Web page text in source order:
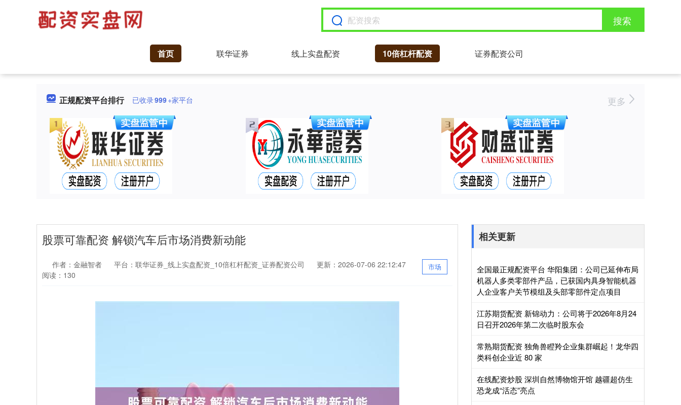
搜索
首页 联华证券 线上实盘配资 10倍杠杆配资 证券配资公司
正规配资平台排行 已收录999+家平台 更多
股票可靠配资 解锁汽车后市场消费新动能
市场
作者：金融智者 平台：联华证券_线上实盘配资_10倍杠杆配资_证券配资公司
更新：2026-07-06 22:12:47
阅读：130
相关更新
全国最正规配资平台 华阳集团：公司已延伸布局
机器人多类零部件产品，已获国内具身智能机器
人企业客户关节模组及头部零部件定点项目
江苏期货配资 新锦动力：公司将于2026年8月24
日召开2026年第二次临时股东会
常熟期货配资 独角兽瞪羚企业集群崛起！龙华四
类科创企业近 80 家
在线配资炒股 深圳自然博物馆开馆 越疆超仿生
恐龙成“活态”亮点